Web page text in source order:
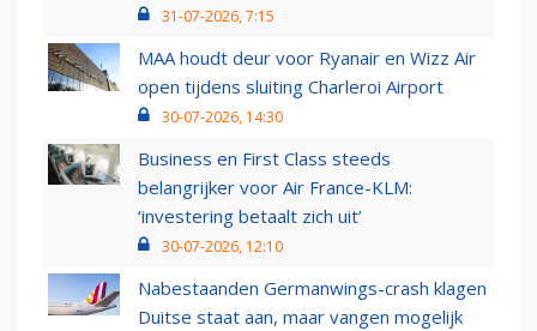
31-07-2026, 7:15
MAA houdt deur voor Ryanair en Wizz Air
open tijdens sluiting Charleroi Airport
30-07-2026, 14:30
Business en First Class steeds
belangrijker voor Air France-KLM:
‘investering betaalt zich uit’
30-07-2026, 12:10
Nabestaanden Germanwings-crash klagen
Duitse staat aan, maar vangen mogelijk